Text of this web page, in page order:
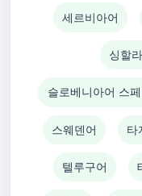
세르비아어
싱할
슬로베니아어 스
스웨덴어 타
텔루구어